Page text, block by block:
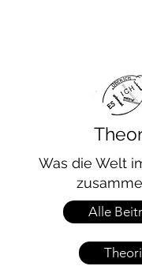
Was die Welt
Alle